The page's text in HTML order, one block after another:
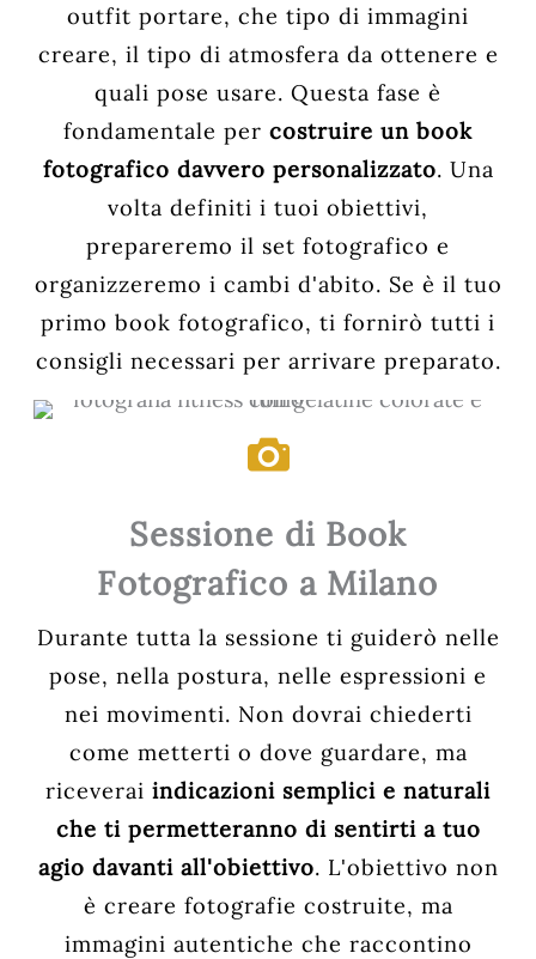
outfit portare, che tipo di immagini
creare, il tipo di atmosfera da ottenere e
quali pose usare. Questa fase è
fondamentale per costruire un book
fotografico davvero personalizzato. Una
volta definiti i tuoi obiettivi,
prepareremo il set fotografico e
organizzeremo i cambi d'abito. Se è il tuo
primo book fotografico, ti fornirò tutti i
consigli necessari per arrivare preparato.
Sessione di Book
Fotografico a Milano
Durante tutta la sessione ti guiderò nelle
pose, nella postura, nelle espressioni e
nei movimenti. Non dovrai chiederti
come metterti o dove guardare, ma
riceverai indicazioni semplici e naturali
che ti permetteranno di sentirti a tuo
agio davanti all'obiettivo. L'obiettivo non
è creare fotografie costruite, ma
immagini autentiche che raccontino